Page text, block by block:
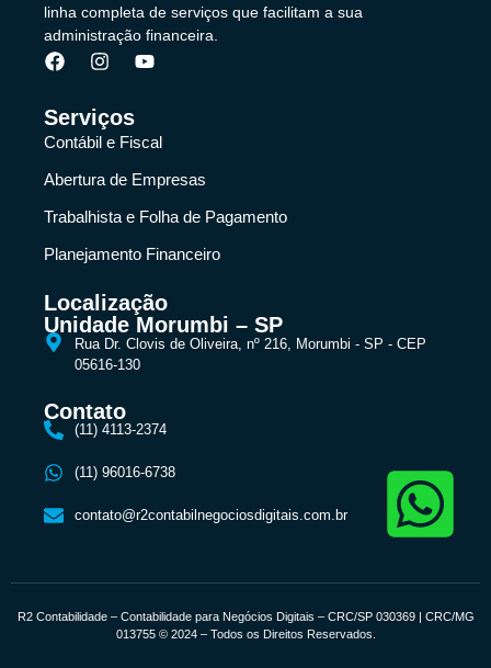
linha completa de serviços que facilitam a sua
administração financeira.
Serviços
Contábil e Fiscal
Abertura de Empresas
Trabalhista e Folha de Pagamento
Planejamento Financeiro
Localização
Unidade Morumbi – SP
Rua Dr. Clovis de Oliveira, nº 216, Morumbi - SP - CEP
05616-130
Contato
(11) 4113-2374
(11) 96016-6738
contato@r2contabilnegociosdigitais.com.br
R2 Contabilidade – Contabilidade para Negócios Digitais – CRC/SP 030369 | CRC/MG
013755 © 2024 – Todos os Direitos Reservados.